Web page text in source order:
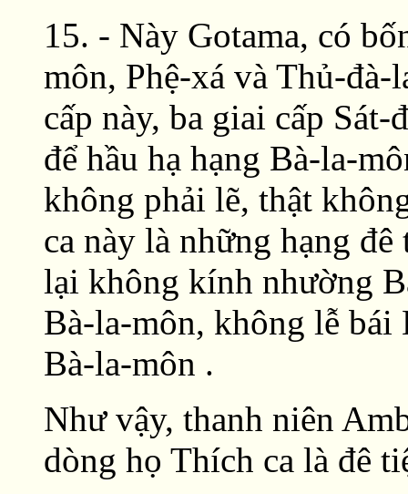
15. - Này Gotama, có
môn, Phệ-xá và Thủ-
cấp này, ba giai cấp
để hầu hạ hạng Bà-la-
không phải lẽ, thật
ca này là những hạng
lại không kính nhường
Bà-la-môn, không lễ
Bà-la-môn .
Như vậy, thanh niên
dòng họ Thích ca là đê